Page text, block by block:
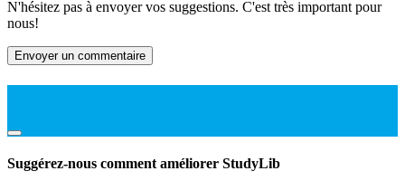
N'hésitez pas à envoyer vos suggestions. C'est très important pour
nous!
Envoyer un commentaire
Suggérez-nous comment améliorer StudyLib